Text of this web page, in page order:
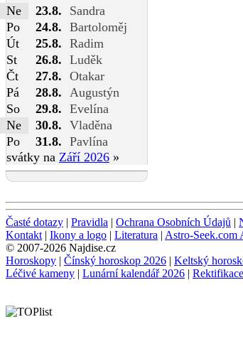
Ne
23.8.
Sandra
Po
24.8. Bartoloměj
Út
25.8. Radim
St
26.8. Luděk
Čt
27.8. Otakar
Pá
28.8.
Augustýn
So
29.8. Evelína
Ne
30.8. Vladěna
Po
31.8. Pavlína
svátky na Září 2026 »
Časté dotazy | Pravidla | Ochrana Osobních Údajů |
Kontakt | Ikony a logo | Literatura | Astro-Seek.com
© 2007-2026 Najdise.cz
Horoskopy | Čínský horoskop 2026 | Keltský
Léčivé kameny | Lunární kalendář 2026 | Rektifikace